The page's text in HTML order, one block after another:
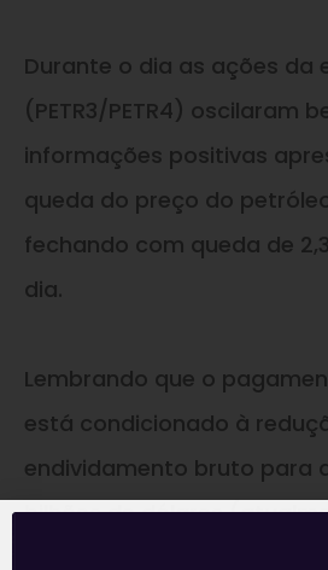
Durante o dia as ações da
(PETR3/PETR4) oscilaram
informações positivas
queda do preço do
fechando com queda de
dia.
Lembrando que o
está condicionado à
endividamento bruto para
bilhões de dólares